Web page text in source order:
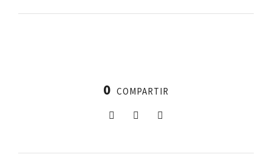
0 COMPARTIR